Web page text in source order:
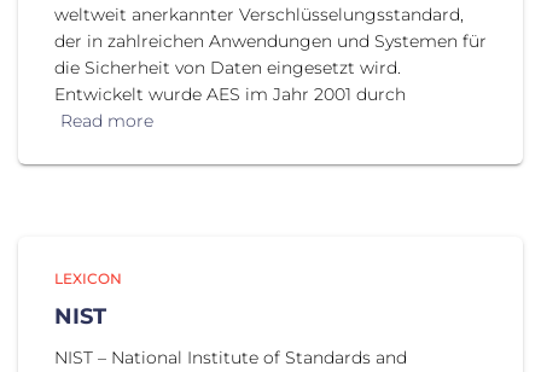
weltweit anerkannter Verschlüsselungsstandard,
der in zahlreichen Anwendungen und Systemen für
die Sicherheit von Daten eingesetzt wird.
Entwickelt wurde AES im Jahr 2001 durch
Read more
LEXICON
NIST
NIST – National Institute of Standards and